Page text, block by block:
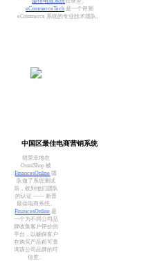
eCommerceTech是一个评测
eCommerce 系统的专业技术团队。
中国区最佳电商营销系统
很荣幸地在
OmniShop 被
FinancesOnline 团
队做了系统测试
后，收到他们团队
的认证 —— 新晋
最佳电商系统。
FinancesOnline 是
一个为不同公司品
牌收集客户评价的
平台，以确保客户
在购买产品前可查
询该公司品牌的可
信度。